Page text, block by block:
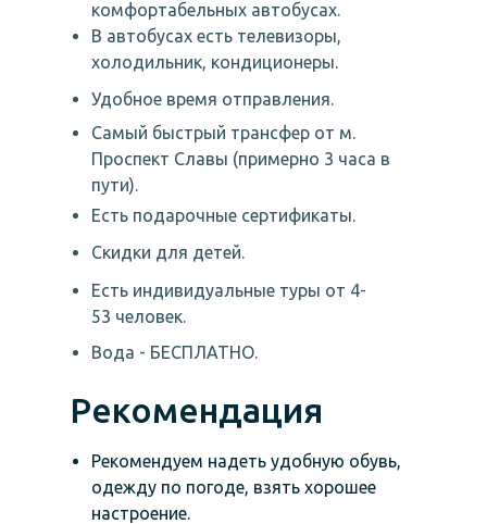
Удобное время отправления.
Рекомендация
комфортабельных автобусах.
В автобусах есть телевизоры,
холодильник, кондиционеры.
Самый быстрый трансфер от м.
Проспект Славы (примерно 3 часа в
пути).
Есть подарочные сертификаты.
Скидки для детей.
Есть индивидуальные туры от 4-
53 человек.
Вода - БЕСПЛАТНО.
Рекомендуем надеть удобную обувь,
одежду по погоде, взять хорошее
настроение.